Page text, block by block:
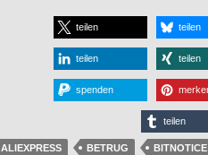
teilen teilen
teilen teilen
spenden
teilen
ALIEXPRESS BETRUG BITNOTICE